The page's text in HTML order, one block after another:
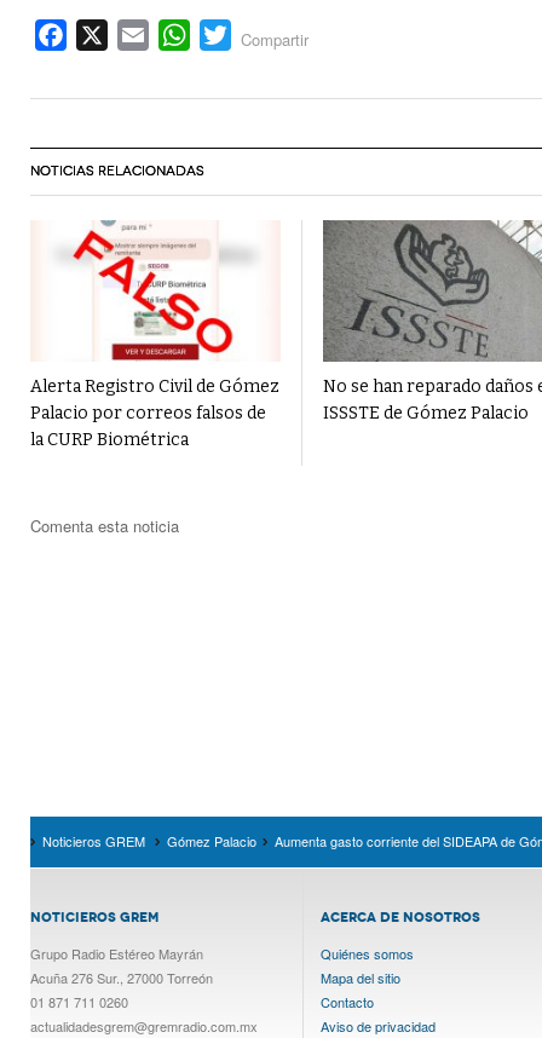
Facebook Email WhatsApp
Twitter
Compartir
NOTICIAS RELACIONADAS
Alerta Registro Civil de Gómez
Palacio por correos falsos de
la CURP Biométrica
No se han reparado daños
ISSSTE de Gómez Palacio
Comenta esta noticia
Noticieros GREM Gómez Palacio Aumenta gasto corriente del SIDEAPA de
NOTICIEROS GREM
Grupo Radio Estéreo Mayrán
Acuña 276 Sur., 27000 Torreón
01 871 711 0260
actualidadesgrem@gremradio.com.mx
ACERCA DE NOSOTROS
Quiénes somos
Mapa del sitio
Contacto
Aviso de privacidad